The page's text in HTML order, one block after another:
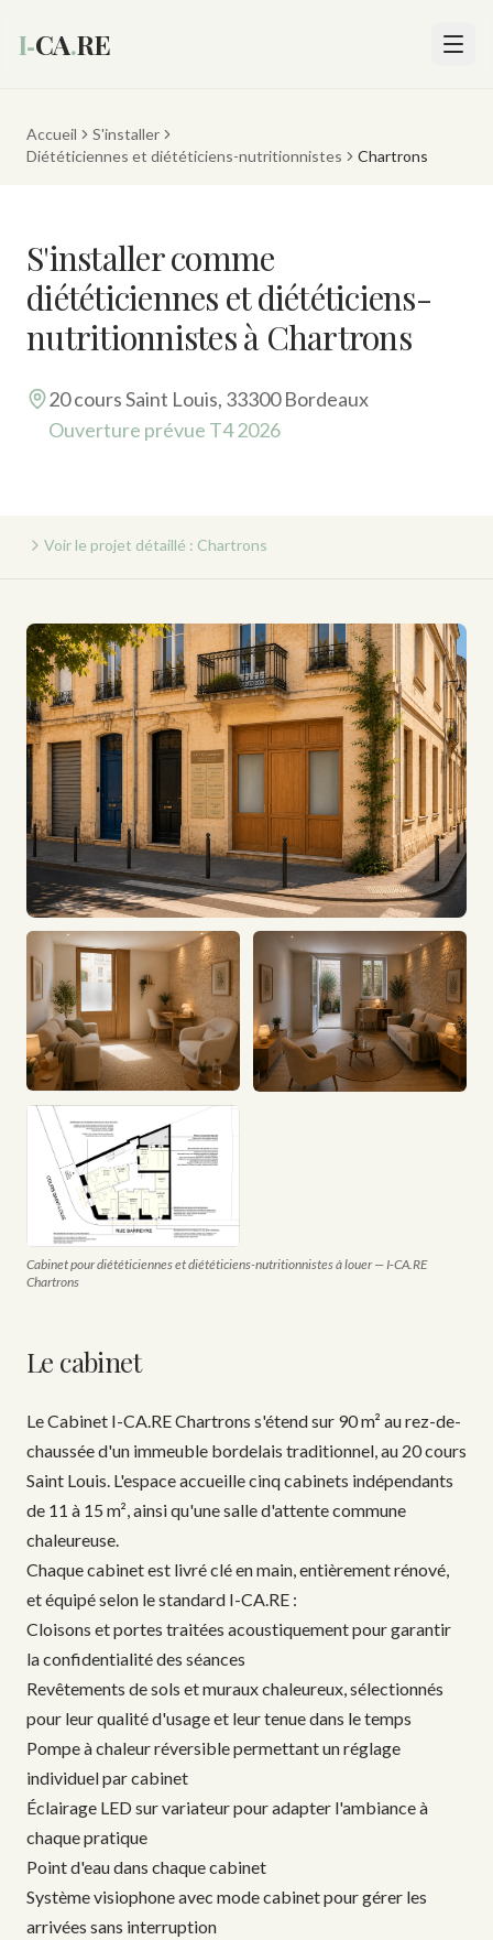
I‑CA.RE
Accueil
S'installer
Diététiciennes et diététiciens-nutritionnistes
Chartrons
S'installer comme
diététiciennes et diététiciens-
nutritionnistes à Chartrons
20 cours Saint Louis, 33300 Bordeaux
Ouverture prévue T4 2026
Voir le projet détaillé : Chartrons
Cabinet pour diététiciennes et diététiciens-nutritionnistes à louer — I‑CA.RE
Chartrons
Le cabinet
Le Cabinet I-CA.RE Chartrons s'étend sur 90 m² au rez-de-
chaussée d'un immeuble bordelais traditionnel, au 20 cours
Saint Louis. L'espace accueille cinq cabinets indépendants
de 11 à 15 m², ainsi qu'une salle d'attente commune
chaleureuse.
Chaque cabinet est livré clé en main, entièrement rénové,
et équipé selon le standard I-CA.RE :
Cloisons et portes traitées acoustiquement pour garantir
la confidentialité des séances
Revêtements de sols et muraux chaleureux, sélectionnés
pour leur qualité d'usage et leur tenue dans le temps
Pompe à chaleur réversible permettant un réglage
individuel par cabinet
Éclairage LED sur variateur pour adapter l'ambiance à
chaque pratique
Point d'eau dans chaque cabinet
Système visiophone avec mode cabinet pour gérer les
arrivées sans interruption